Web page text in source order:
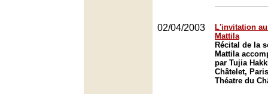
02/04/2003
L'invitation
Mattila
Récital de la
Mattila
par Tujia
Châtelet,
Théatre du